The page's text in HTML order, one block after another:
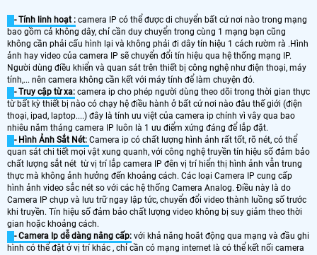
- Tính linh hoạt : camera IP có thể được di chuyển bất cứ nơi nào trong mạng
bao gồm cả không dây, chỉ cần duy chuyển trong cùng 1 mạng bạn cũng
không cần phải cấu hình lại và không phải đi dây tín hiệu 1 cách rườm rà .Hình
ảnh hay video của camera IP sẽ chuyển đổi tín hiệu qua hệ thống mạng IP.
Người dùng điều khiển và quan sát trên thiết bị công nghệ như điện thoại, máy
tính,... nên camera không cần kết với máy tính để làm chuyện đó.
- Truy cập từ xa: camera ip cho phép người dùng theo dõi trong thời gian thực
từ bất kỳ thiết bị nào có chạy hệ điều hành ở bất cứ nơi nào đâu thế giới (điện
thoại, ipad, laptop....) đây là tính ưu việt của camera ip chính vì vây qua bao
nhiêu năm tháng camera IP luôn là 1 ưu điểm xứng đáng để lắp đặt.
- Hình Ảnh Sắt Nét: Camera ip có chất lượng hình ảnh rất tốt, rõ nét, có thể
quan sát chi tiết mọi vật xung quanh, với công nghệ truyền tín hiệu số đảm bảo
chất lượng sắt nét từ vị trí lắp camera IP đên vị trí hiển thị hình ảnh vẫn trung
thực mà không ảnh hưởng đến khoảng cách. Các loại Camera IP cung cấp
hình ảnh video sắc nét so với các hệ thống Camera Analog. Điều này là do
Camera IP chụp và lưu trữ ngay lập tức, chuyển đổi video thành luồng số trước
khi truyền. Tín hiệu số đảm bảo chất lượng video không bị suy giảm theo thời
gian hoặc khoảng cách.
- Camera Ip dễ dàng nâng cấp: với khả năng hoăt động qua mạng và đầu ghi
hình có thể đặt ở vị trí khác , chỉ cần có mạng internet là có thể kết nối camera